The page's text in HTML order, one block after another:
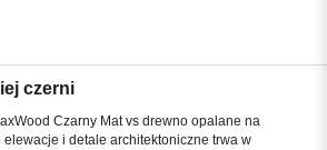
czerni
Czarny Mat vs drewno opalane na
i detale architektoniczne trwa w